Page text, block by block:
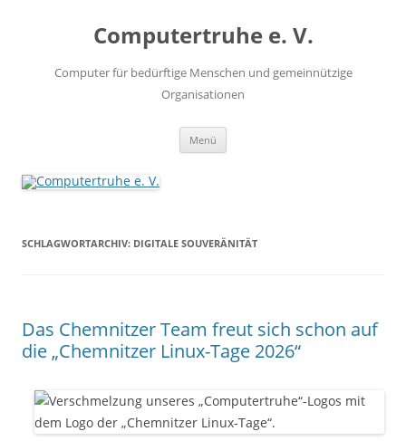
Computertruhe e. V.
Computer für bedürftige Menschen und gemeinnützige
Organisationen
Menü
SCHLAGWORTARCHIV: DIGITALE SOUVERÄNITÄT
Das Chemnitzer Team freut sich schon auf
die „Chemnitzer Linux-Tage 2026“